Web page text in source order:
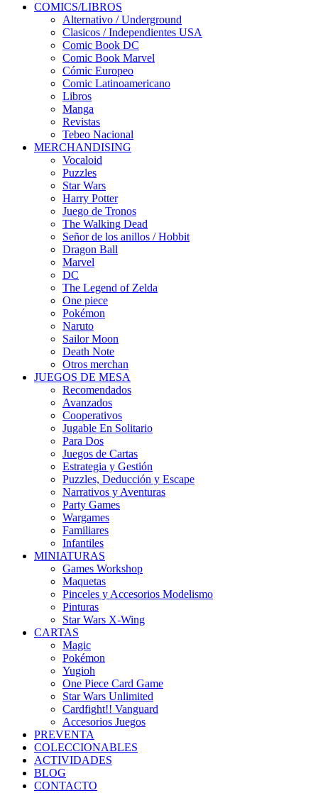
COMICS/LIBROS
Alternativo / Underground
Clasicos / Independientes USA
Comic Book DC
Comic Book Marvel
Cómic Europeo
Comic Latinoamericano
Libros
Manga
Revistas
Tebeo Nacional
MERCHANDISING
Vocaloid
Puzzles
Star Wars
Harry Potter
Juego de Tronos
The Walking Dead
Señor de los anillos / Hobbit
Dragon Ball
Marvel
DC
The Legend of Zelda
One piece
Pokémon
Naruto
Sailor Moon
Death Note
Otros merchan
JUEGOS DE MESA
Recomendados
Avanzados
Cooperativos
Jugable En Solitario
Para Dos
Juegos de Cartas
Estrategia y Gestión
Puzzles, Deducción y Escape
Narrativos y Aventuras
Party Games
Wargames
Familiares
Infantiles
MINIATURAS
Games Workshop
Maquetas
Pinceles y Accesorios Modelismo
Pinturas
Star Wars X-Wing
CARTAS
Magic
Pokémon
Yugioh
One Piece Card Game
Star Wars Unlimited
Cardfight!! Vanguard
Accesorios Juegos
PREVENTA
COLECCIONABLES
ACTIVIDADES
BLOG
CONTACTO